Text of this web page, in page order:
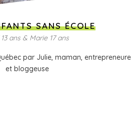
SANS ÉCOLE
ans & Marie 17 ans
par Julie, maman, entrepreneure
et bloggeuse